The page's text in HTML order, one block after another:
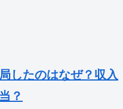
したのはなぜ？収入
？